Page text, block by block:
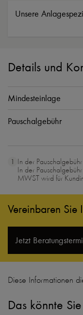
Unsere
Details und
Mindesteinlage
Pauschalgebühr
In der
In der
MWST wird für
Vereinbaren Sie
Jetzt
Diese Informationen
Das könnte